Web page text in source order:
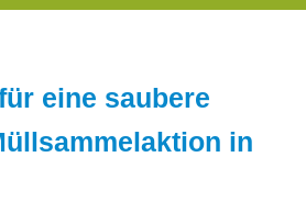
eine saubere
in